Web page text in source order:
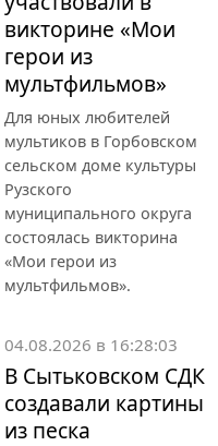
викторине «Мои
герои из
мультфильмов»
Для юных любителей
мультиков в Горбовском
сельском доме культуры
Рузского
муниципального округа
состоялась викторина
«Мои герои из
мультфильмов».
04.08.2026 в 16:28:03
В Сытьковском СДК
создавали картины
из песка